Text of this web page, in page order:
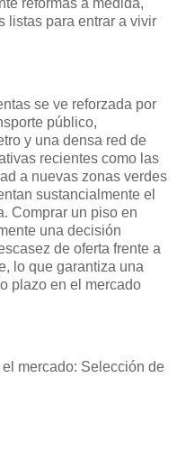
listas para entrar a vivir
se ve reforzada por
público,
y una densa red de
recientes como las
a nuevas zonas verdes
sustancialmente el
Comprar un piso en
una decisión
de oferta frente a
lo que garantiza una
plazo en el mercado
mercado: Selección de